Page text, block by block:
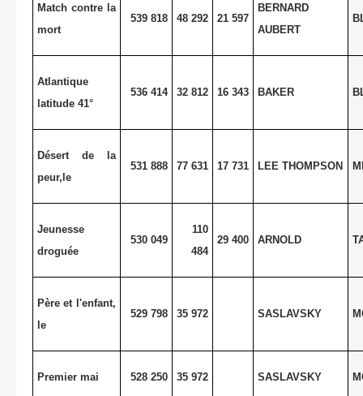
Match contre la
mort
539 818 48 292 21 597
BERNARD
AUBERT
Atlantique
latitude 41°
536 414 32 812 16 343 BAKER
Désert de la
peur,le
531 888 77 631 17 731 LEE THOMPSON
Jeunesse
droguée
530 049
110
484
29 400 ARNOLD
Père et l'enfant,
le
529 798 35 972 SASLAVSKY
Premier mai 528 250 35 972 SASLAVSKY